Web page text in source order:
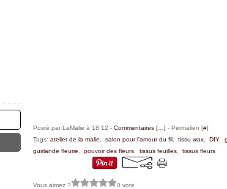
Posté par LaMalie à 18:12 - Commentaires [ ] - Permalien [#]
Tags: atelier de la malie salon pour l'amour du fil tissu wax DIY,
guirlande fleurie
pouvoir des fleurs tissus feuilles tissus fleurs
Vous aimez ? 0 vote